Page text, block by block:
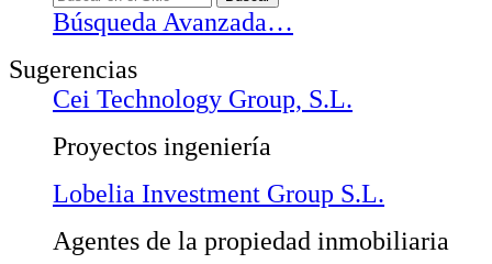
Búsqueda Avanzada…
Sugerencias
Cei Technology Group, S.L.
Proyectos ingeniería
Lobelia Investment Group S.L.
Agentes de la propiedad inmobiliaria